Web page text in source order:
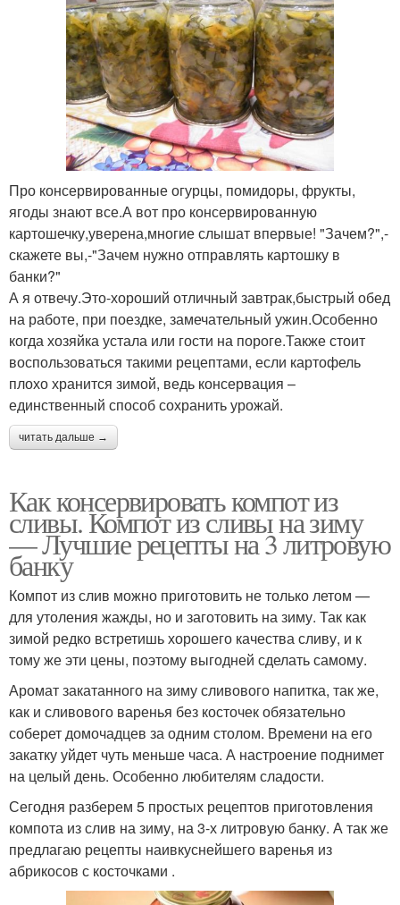
Про консервированные огурцы, помидоры, фрукты,
ягоды знают все.А вот про консервированную
картошечку,уверена,многие слышат впервые! "Зачем?",-
скажете вы,-"Зачем нужно отправлять картошку в
банки?"
А я отвечу.Это-хороший отличный завтрак,быстрый обед
на работе, при поездке, замечательный ужин.Особенно
когда хозяйка устала или гости на пороге.Также стоит
воспользоваться такими рецептами, если картофель
плохо хранится зимой, ведь консервация –
единственный способ сохранить урожай.
читать дальше →
Как консервировать компот из
сливы. Компот из сливы на зиму
— Лучшие рецепты на 3 литровую
банку
Компот из слив можно приготовить не только летом —
для утоления жажды, но и заготовить на зиму. Так как
зимой редко встретишь хорошего качества сливу, и к
тому же эти цены, поэтому выгодней сделать самому.
Аромат закатанного на зиму сливового напитка, так же,
как и сливового варенья без косточек обязательно
соберет домочадцев за одним столом. Времени на его
закатку уйдет чуть меньше часа. А настроение поднимет
на целый день. Особенно любителям сладости.
Сегодня разберем 5 простых рецептов приготовления
компота из слив на зиму, на 3-х литровую банку. А так же
предлагаю рецепты наивкуснейшего варенья из
абрикосов с косточками .